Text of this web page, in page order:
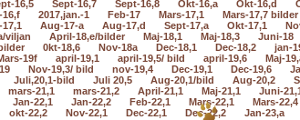
16,5 Sept-16,7 Sept-16,8 Okt-16,a Okt-16,d
16,f 2017,jan.-1 Feb-17 Mars-17,1 Mars-17,7 bilder
Aug-17-a Aug-17,d Sept-17,a Okt-17,1
viljan April-18,e/bilder Maj-18,1 Maj-18,3 Juni-18
0kt-18,6 Nov-18a Dec-18,1 Dec-18,2 jan-
19f april-19,1 april-19,5/ bild april-19,6 Maj-
Nov-19,3/ bild nov-19,4 Dec-19,1 Dec-19,6
Juli,20,1-bild Juli 20,5 Aug-20,1/bild Aug-20,2
mars-21,1 mars-21,2 April-21,1 Maj-21,1 Juni-
Jan-22,1 Jan-22,2 Feb-22,1 Mars-22,1 Mars-22,4
okt-22,2 Nov-22,1 Dec-22,1 Dec-22,2 Jan-23,a